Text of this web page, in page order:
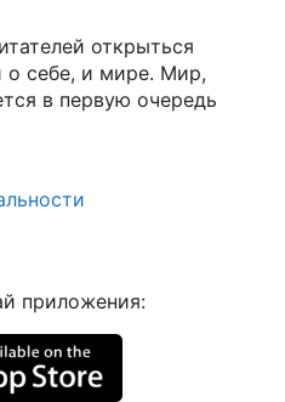
открыться
о себе, и мире. Мир,
в первую очередь
приложения: